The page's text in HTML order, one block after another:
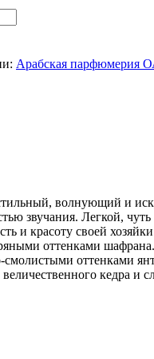
Арабская парфюмерия
волнующий и
звучания. Легкой,
и красоту своей
оттенками
смолистыми оттенками
кедра и